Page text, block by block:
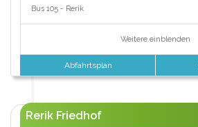
Bus 105 - Rerik
Weitere einblenden
Abfahrtsplan
Rerik Friedhof